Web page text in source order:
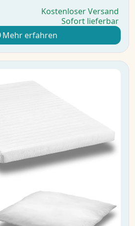
Kostenloser Versand
Sofort lieferbar
Mehr erfahren